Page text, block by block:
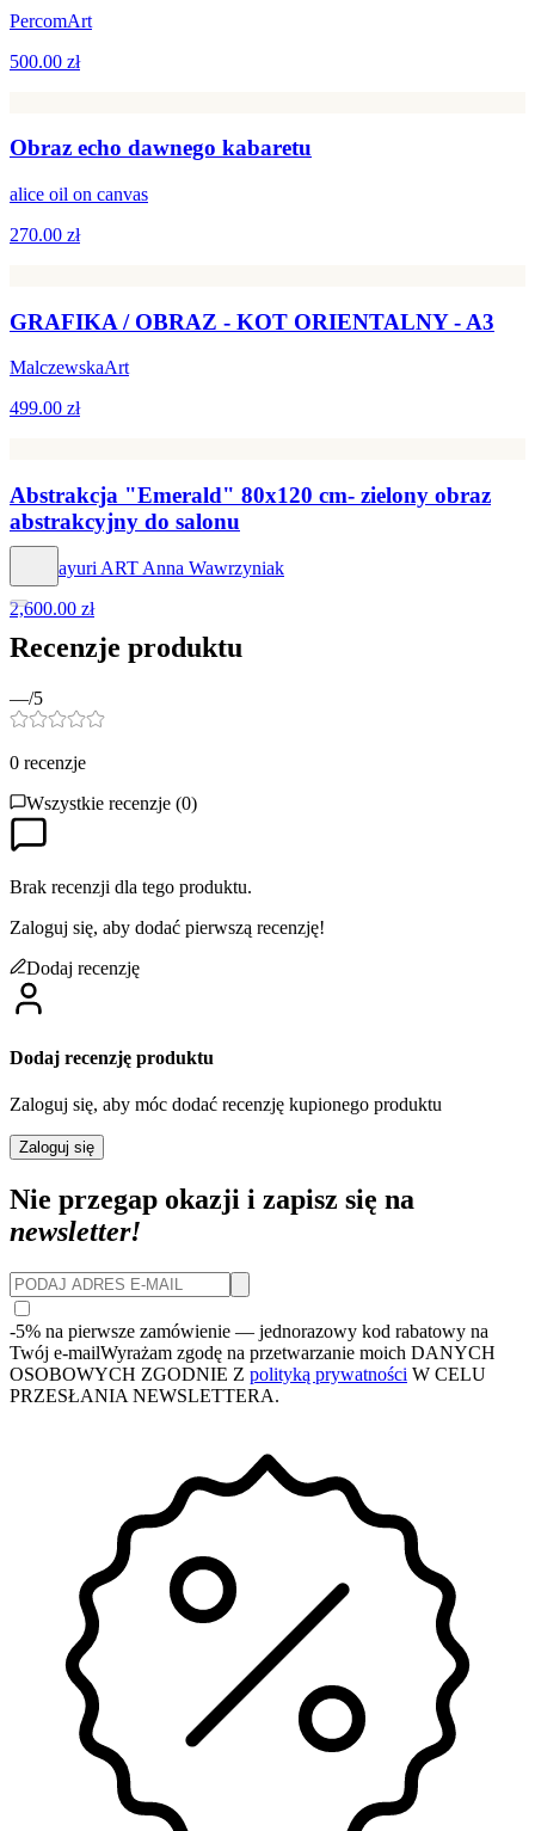
PercomArt
500.00 zł
Obraz echo dawnego kabaretu
alice oil on canvas
270.00 zł
GRAFIKA / OBRAZ - KOT ORIENTALNY - A3
MalczewskaArt
499.00 zł
Abstrakcja "Emerald" 80x120 cm- zielony obraz
abstrakcyjny do salonu
Ann Sayuri ART Anna Wawrzyniak
2,600.00 zł
Recenzje produktu
—/5
0 recenzje
Wszystkie recenzje (0)
Brak recenzji dla tego produktu.
Zaloguj się, aby dodać pierwszą recenzję!
Dodaj recenzję
Dodaj recenzję produktu
Zaloguj się, aby móc dodać recenzję kupionego produktu
Zaloguj się
Nie przegap okazji i zapisz się na
newsletter!
-5% na pierwsze zamówienie — jednorazowy kod rabatowy na
Twój e-mailWyrażam zgodę na przetwarzanie moich DANYCH
OSOBOWYCH ZGODNIE Z polityką prywatności W CELU
PRZESŁANIA NEWSLETTERA.